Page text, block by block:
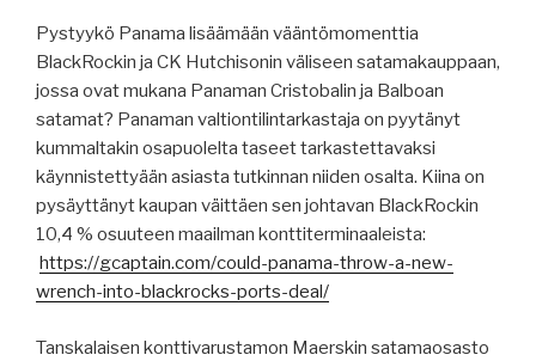
Pystyykö Panama lisäämään vääntömomenttia
BlackRockin ja CK Hutchisonin väliseen satamakauppaan,
jossa ovat mukana Panaman Cristobalin ja Balboan
satamat? Panaman valtiontilintarkastaja on pyytänyt
kummaltakin osapuolelta taseet tarkastettavaksi
käynnistettyään asiasta tutkinnan niiden osalta. Kiina on
pysäyttänyt kaupan väittäen sen johtavan BlackRockin
10,4 % osuuteen maailman konttiterminaaleista:
https://gcaptain.com/could-panama-throw-a-new-
wrench-into-blackrocks-ports-deal/
Tanskalaisen konttivarustamon Maerskin satamaosasto